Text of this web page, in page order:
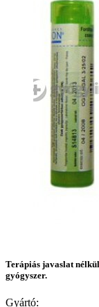
Terápiás javaslat
gyógyszer.
Gyártó: